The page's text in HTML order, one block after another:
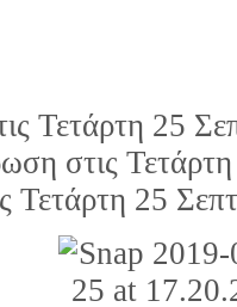
Τετάρτη 25
στις
Τετάρτη 25